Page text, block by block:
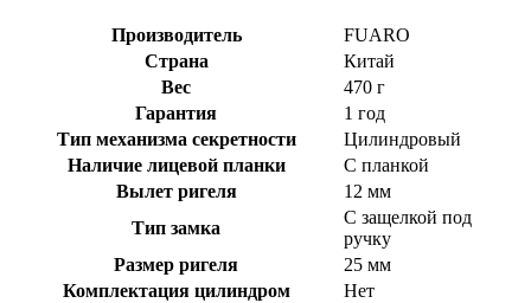
Производитель
FUARO
Страна
Китай
Вес
470 г
Гарантия
1 год
Тип механизма секретности
Цилиндровый
Наличие лицевой планки
С планкой
Вылет ригеля
12 мм
Тип замка
С защелкой под
ручку
Размер ригеля
25 мм
Комплектация цилиндром
Нет